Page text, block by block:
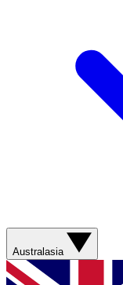
Australasia